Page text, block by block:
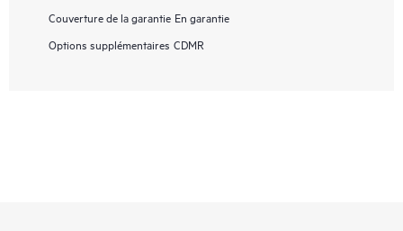
Couverture de la garantie En garantie
Options supplémentaires CDMR